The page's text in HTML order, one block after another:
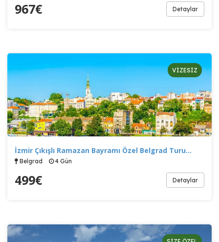
ÇEREZ KULLANIM AYARLARINIZ
967€ Detaylar
VİZESİZ
İzmir Çıkışlı Ramazan Bayramı Özel Belgrad Turu…
Belgrad 4 Gün
499€ Detaylar